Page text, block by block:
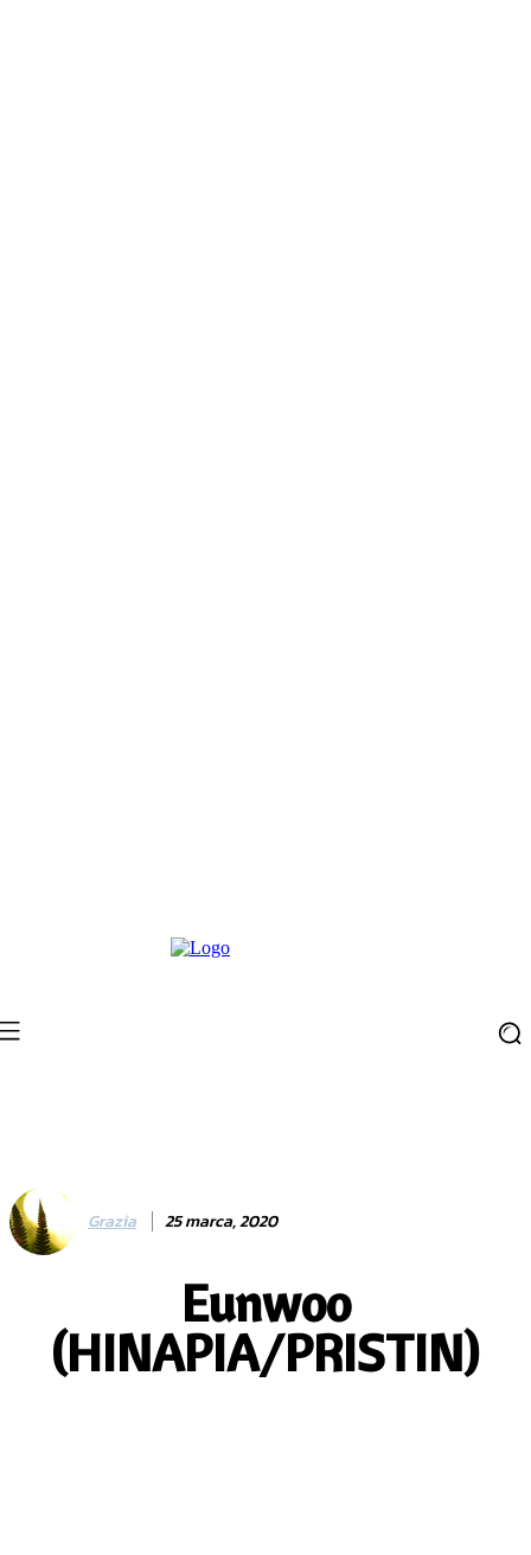
Grazia 25 marca, 2020
Eunwoo
(HINAPIA/PRISTIN)